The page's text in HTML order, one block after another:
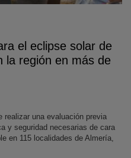
el eclipse solar de
la región en más de
realizar una evaluación previa
y seguridad necesarias de cara
en 115 localidades de Almería,